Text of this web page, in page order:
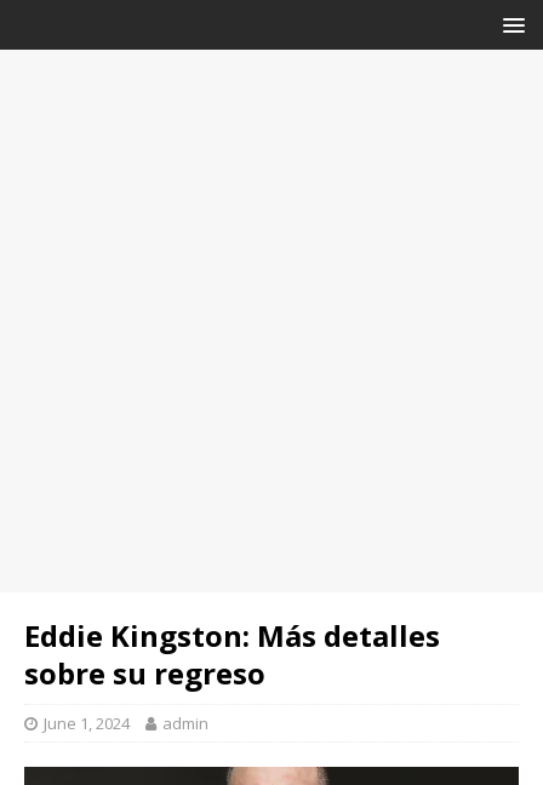
Eddie Kingston: Más detalles
sobre su regreso
June 1, 2024 admin